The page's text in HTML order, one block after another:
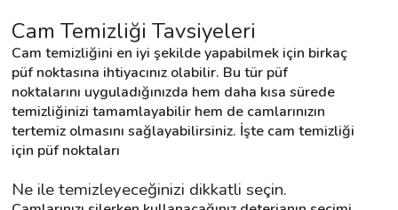
Destek
İletişim
Kariyer
Cam Temizliği Tavsiyeleri
Cam temizliğini en iyi şekilde yapabilmek için birkaç
püf noktasına ihtiyacınız olabilir. Bu tür püf
noktalarını uyguladığınızda hem daha kısa sürede
temizliğinizi tamamlayabilir hem de camlarınızın
tertemiz olmasını sağlayabilirsiniz. İşte cam temizliği
için püf noktaları
Ne ile temizleyeceğinizi dikkatli seçin.